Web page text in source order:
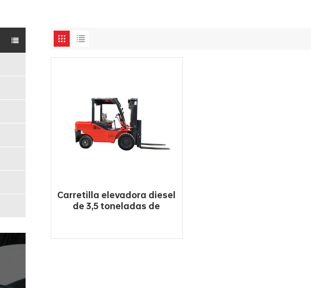
Carretilla elevadora diesel
de 3,5 toneladas de